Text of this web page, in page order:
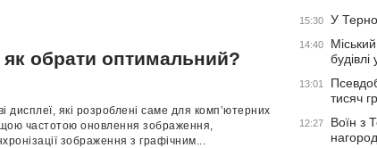
як обрати оптимальний?
дисплеї, які розроблені саме для комп’ютерних
частотою оновлення зображення,
зображення з графічним...
15:30 У
14:40
13:01
тисяч
12:27
Воїн з